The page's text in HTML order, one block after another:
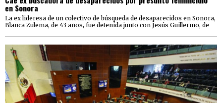
en Sonora
La ex lideresa de un colectivo de búsqueda de desaparecidos en Sonora,
Blanca Zulema, de 43 años, fue detenida junto con Jesús Guillermo, de